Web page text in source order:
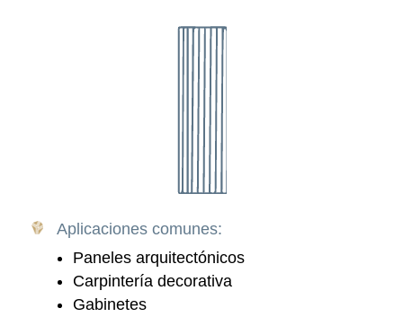
Aplicaciones comunes:
Paneles arquitectónicos
Carpintería decorativa
Gabinetes